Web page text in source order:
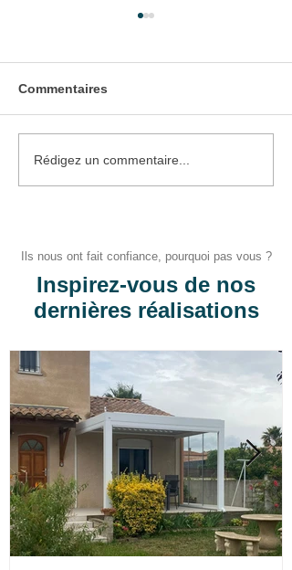
Pose d'une Porte
Commentaires
Rédigez un commentaire...
Ils nous ont fait confiance, pourquoi pas vous ?
Inspirez-vous de nos
dernières réalisations